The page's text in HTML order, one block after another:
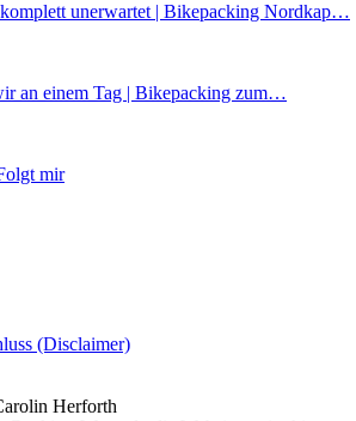
unerwartet | Bikepacking Nordkap…
an einem Tag | Bikepacking zum…
mir
(Disclaimer)
Herforth